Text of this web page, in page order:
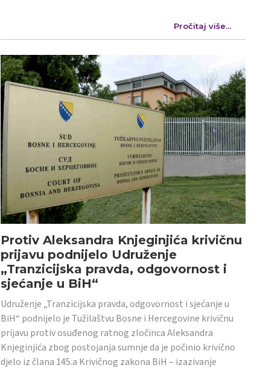
Pročitaj više...
Protiv Aleksandra Knjeginjića krivičnu
prijavu podnijelo Udruženje
„Tranzicijska pravda, odgovornost i
sjećanje u BiH“
Udruženje „Tranzicijska pravda, odgovornost i sjećanje u
BiH“ podnijelo je Tužilaštvu Bosne i Hercegovine krivičnu
prijavu protiv osuđenog ratnog zločinca Aleksandra
Knjeginjića zbog postojanja sumnje da je počinio krivično
djelo iz člana 145.a Krivičnog zakona BiH – izazivanje